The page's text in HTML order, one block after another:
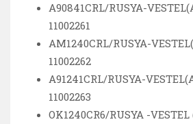
A90841CRL/RUSYA-
11002261
AM1240CRL/RUSYA-
11002262
A91241CRL/RUSYA-
11002263
OK1240CR6/RUSYA -